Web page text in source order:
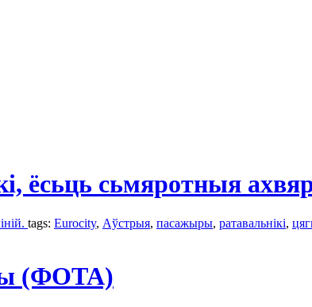
ёсьць сьмяротныя
tags: Eurocity, Аўстрыя, пасажыры, ратавальнікі,
(ФОТА)